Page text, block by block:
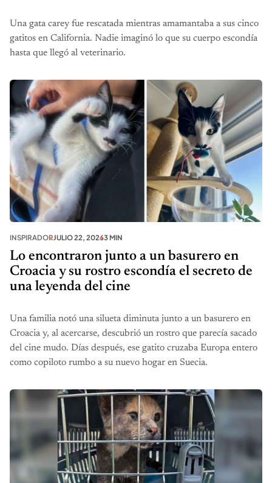
Una gata carey fue rescatada mientras amamantaba a sus cinco
gatitos en California. Nadie imaginó lo que su cuerpo escondía
hasta que llegó al veterinario.
INSPIRADORJULIO 22, 20263 MIN
Lo encontraron junto a un basurero en
Croacia y su rostro escondía el secreto de
una leyenda del cine
Una familia notó una silueta diminuta junto a un basurero en
Croacia y, al acercarse, descubrió un rostro que parecía sacado
del cine mudo. Días después, ese gatito cruzaba Europa entero
como copiloto rumbo a su nuevo hogar en Suecia.